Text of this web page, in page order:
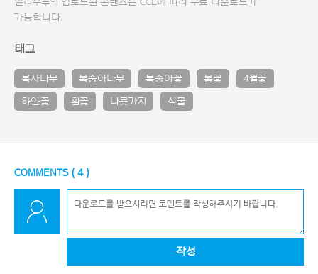
가능합니다.
태그
복사나무 복숭아나무 복숭아꽃 봄꽃 4월꽃
하얀꽃 흰꽃 나뭇가지 식물
COMMENTS ( 4)
작성